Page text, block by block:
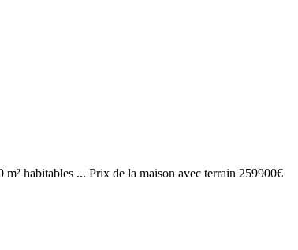
habitables ... Prix de la maison avec terrain 259900€